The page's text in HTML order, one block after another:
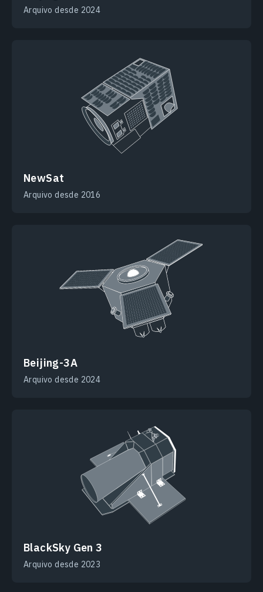
Arquivo desde 2024
NewSat
Arquivo desde 2016
Beijing-3A
Arquivo desde 2024
BlackSky Gen 3
Arquivo desde 2023